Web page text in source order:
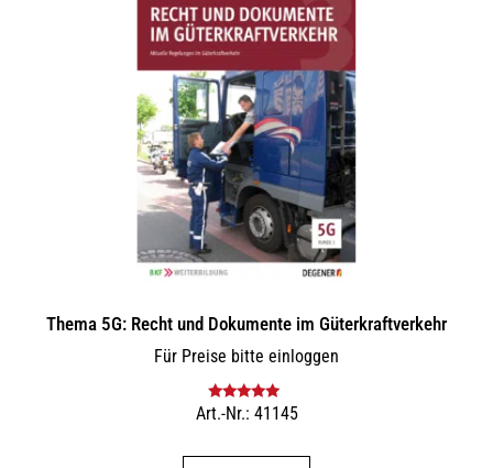
Thema 5G: Recht und Dokumente im Güterkraftverkehr
Für Preise bitte einloggen
Bewertet mit
Art.-Nr.: 41145